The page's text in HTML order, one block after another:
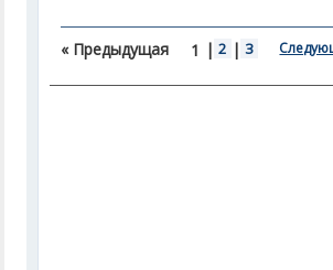
« Предыдущая 1 | 2 | 3